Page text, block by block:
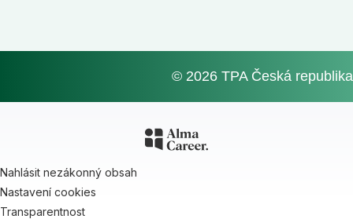
© 2026 TPA Česká republika
Nahlásit nezákonný obsah
Nastavení cookies
Transparentnost